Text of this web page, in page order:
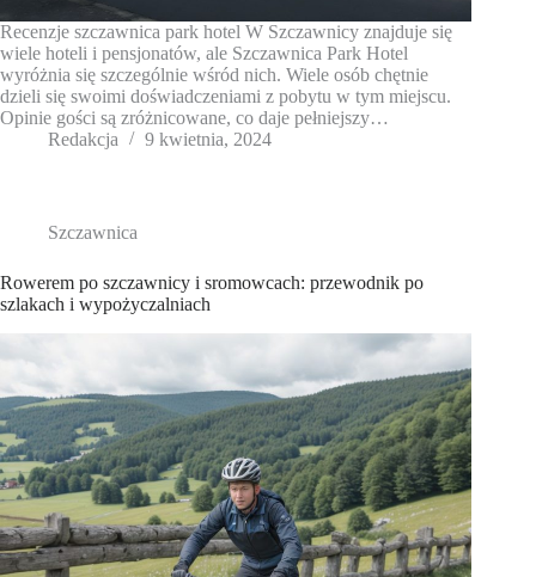
Recenzje szczawnica park hotel W Szczawnicy znajduje się
wiele hoteli i pensjonatów, ale Szczawnica Park Hotel
wyróżnia się szczególnie wśród nich. Wiele osób chętnie
dzieli się swoimi doświadczeniami z pobytu w tym miejscu.
Opinie gości są zróżnicowane, co daje pełniejszy…
Redakcja
9 kwietnia, 2024
Szczawnica
Rowerem po szczawnicy i sromowcach: przewodnik po
szlakach i wypożyczalniach